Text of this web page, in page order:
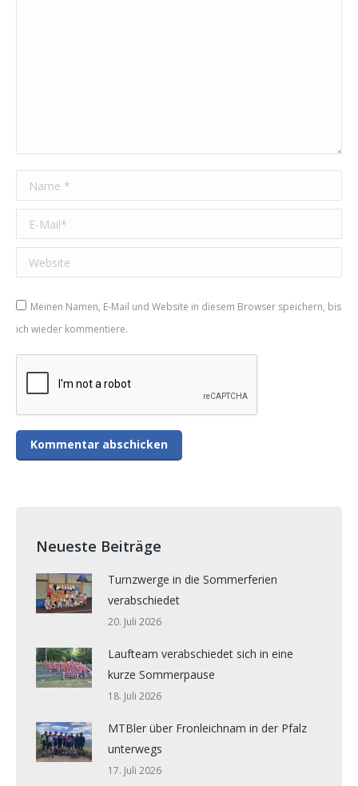
Name *
E-Mail *
Website
Meinen Namen, E-Mail und Website in diesem Browser speichern, bis
ich wieder kommentiere.
Neueste Beiträge
Turnzwerge in die Sommerferien
verabschiedet
20. Juli 2026
Laufteam verabschiedet sich in eine
kurze Sommerpause
18. Juli 2026
MTBler über Fronleichnam in der Pfalz
unterwegs
17. Juli 2026